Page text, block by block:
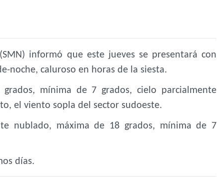
informó que este jueves se presentará con
noche, caluroso en horas de la siesta.
mínima de 7 grados, cielo parcialmente
el viento sopla del sector sudoeste.
nublado, máxima de 18 grados, mínima de 7
días.